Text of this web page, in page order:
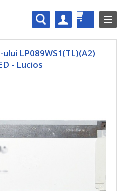
LP089WS1(TL)(A2)
- Lucios